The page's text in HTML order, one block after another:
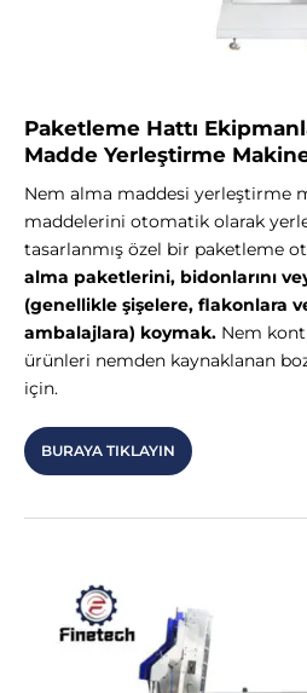
Paketleme Hattı
Madde Yerleştirme
Nem alma maddesi yerleştirme
maddelerini otomatik olarak
tasarlanmış özel bir paketleme
alma paketlerini, bidonlarını
(genellikle şişelere, flakonlara
ambalajlara) koymak. Nem
ürünleri nemden kaynaklanan
için.
BURAYA TIKLAYIN